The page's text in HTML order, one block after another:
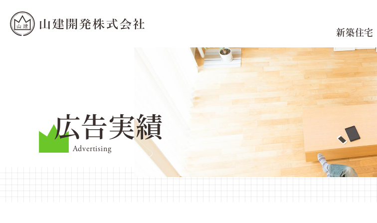
新築住宅
広告実績
Advertising